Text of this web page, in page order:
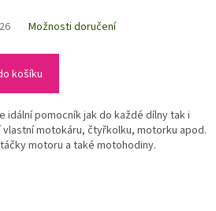
Možnosti doručení
košíku
idální pomocník jak do každé dílny tak i
motokáru, čtyřkolku, motorku apod.
motoru a také motohodiny.